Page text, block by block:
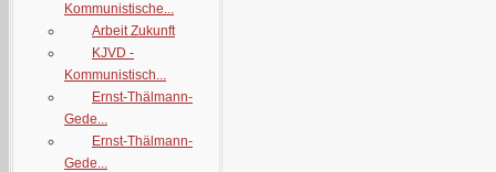
Kommunistische...
Arbeit Zukunft
KJVD -
Kommunistisch...
Ernst-Thälmann-
Gede...
Ernst-Thälmann-
Gede...